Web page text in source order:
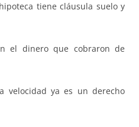
tiene cláusula suelo y
el dinero que cobraron de
velocidad ya es un derecho